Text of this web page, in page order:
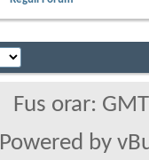
Fus orar:
Powered by